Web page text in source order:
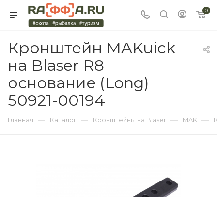
0
Кронштейн MAKuick
на Blaser R8
основание (Long)
50921-00194
Главная — Каталог — Кронштейны на Blaser — MAK —